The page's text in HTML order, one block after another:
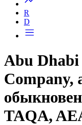
R
D
Abu
Company,
TAQA,